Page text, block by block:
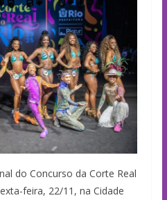
do Concurso da Corte Real
feira, 22/11, na Cidade